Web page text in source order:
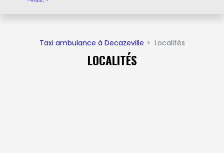
Taxi ambulance à Decazeville Localités
LOCALITÉS